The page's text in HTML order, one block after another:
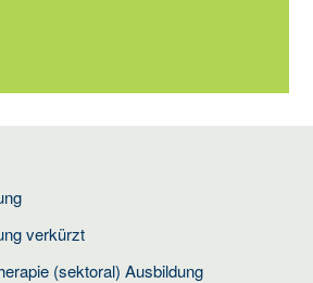
verkürzt
(sektoral) Ausbildung